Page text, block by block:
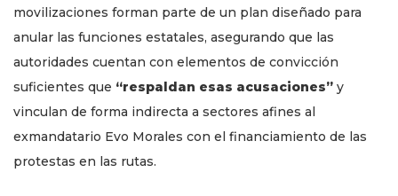
movilizaciones forman parte de un plan diseñado para
anular las funciones estatales, asegurando que las
autoridades cuentan con elementos de convicción
suficientes que “respaldan esas acusaciones” y
vinculan de forma indirecta a sectores afines al
exmandatario Evo Morales con el financiamiento de las
protestas en las rutas.